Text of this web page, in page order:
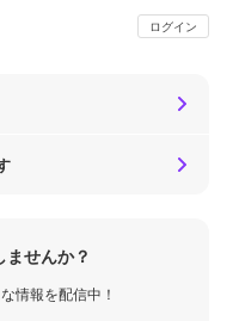
ログイン
せんか？
情報を配信中！